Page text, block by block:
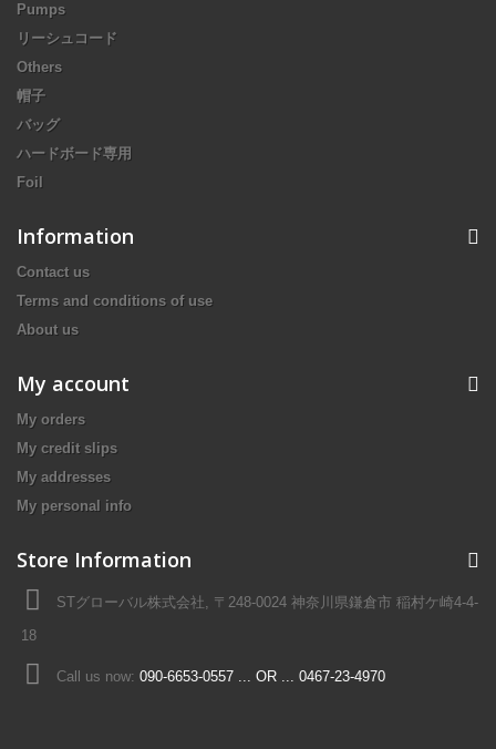
Pumps
リーシュコード
Others
帽子
バッグ
ハードボード専用
Foil
Information
Contact us
Terms and conditions of use
About us
My account
My orders
My credit slips
My addresses
My personal info
Store Information
STグローバル株式会社, 〒248-0024 神奈川県鎌倉市 稲村ケ崎4-4-
18
Call us now: 090-6653-0557 ... OR ... 0467-23-4970